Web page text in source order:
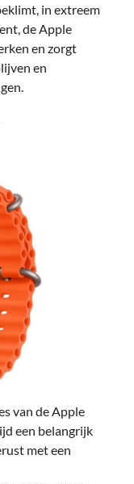
in extreem
de Apple
en zorgt
en
van de Apple
een belangrijk
met een